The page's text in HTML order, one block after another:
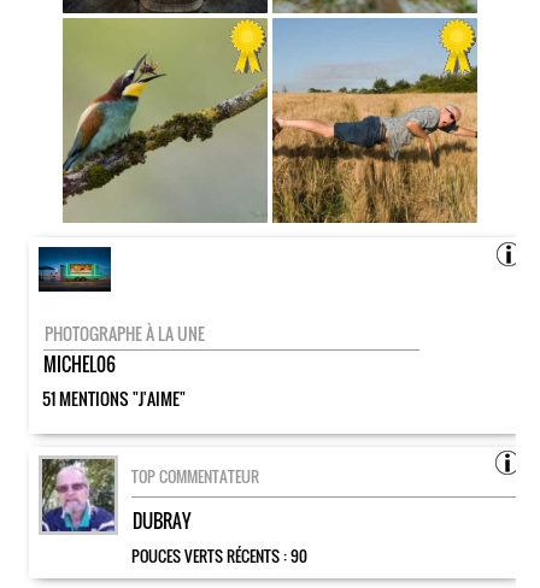
PHOTOGRAPHE À LA UNE
MICHEL06
51 MENTIONS "J'AIME"
TOP COMMENTATEUR
DUBRAY
POUCES VERTS RÉCENTS :90